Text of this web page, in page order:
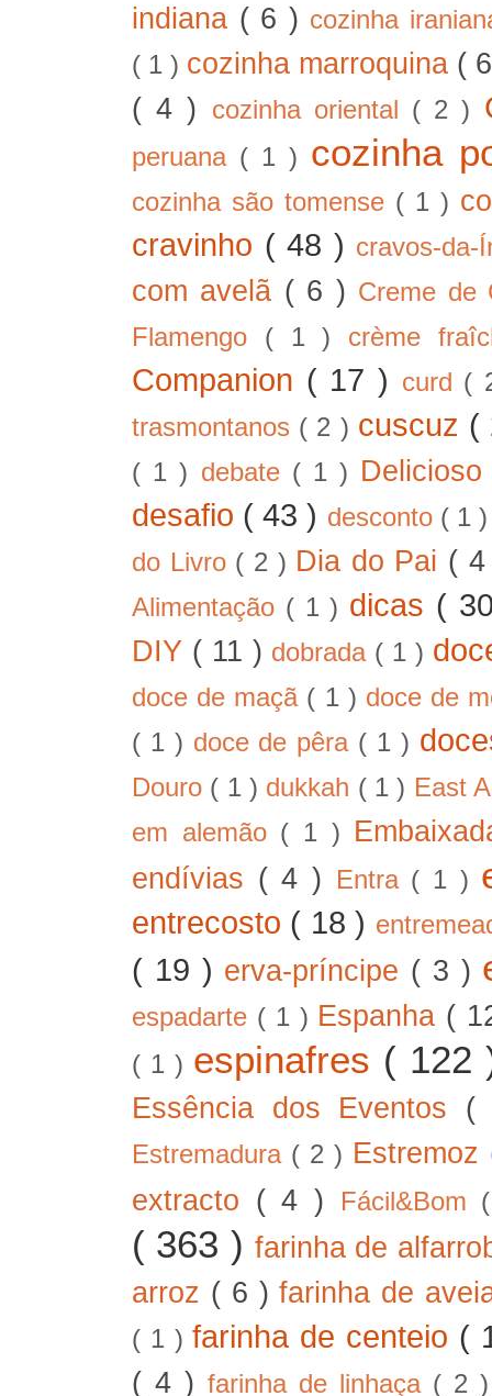
indiana ( 6 ) cozinha
( 1 ) cozinha marroquina (
( 4 )
cozinha oriental ( 2 )
peruana ( 1 ) cozinha
cozinha são tomense ( 1 )
cravinho ( 48 ) cravos-
com avelã ( 6 ) Creme de
Flamengo ( 1 ) crème
Companion ( 17 ) curd (
trasmontanos ( 2 ) cuscuz (
( 1 ) debate ( 1 )
desafio ( 43 ) desconto ( 1
do Livro ( 2 ) Dia do Pai (
Alimentação ( 1 ) dicas (
DIY ( 11 ) dobrada ( 1 )
doce de maçã ( 1 ) doce de
( 1 ) doce de pêra ( 1 )
Douro ( 1 ) dukkah ( 1 ) East
em alemão ( 1 )
endívias ( 4 ) Entra ( 1 )
entrecosto ( 18 )
( 19 ) erva-príncipe ( 3 )
espadarte ( 1 ) Espanha (
( 1 ) espinafres (
Essência dos Eventos (
Estremadura ( 2 ) Estremoz
extracto ( 4 ) Fácil&Bom
( 363 )farinha de
arroz ( 6 )farinha de
( 1 )farinha de centeio (
( 4 ) farinha de linhaça ( 2